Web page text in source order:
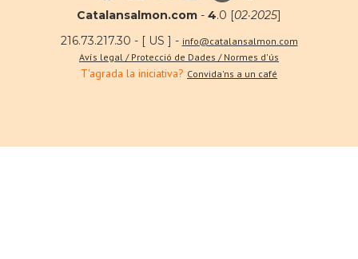
Catalansalmon.com - 4.0 [02·2025]
216.73.217.30 - [ US ] - info@catalansalmon.com
Avís legal / Protecció de Dades / Normes d'ús
T'agrada la iniciativa? Convida'ns a un café